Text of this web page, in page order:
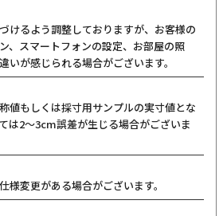
けるよう調整しておりますが、お客様の
、スマートフォンの設定、お部屋の照
いが感じられる場合がございます。
値もしくは採寸用サンプルの実寸値とな
は2〜3cm誤差が生じる場合がございま
様変更がある場合がございます。